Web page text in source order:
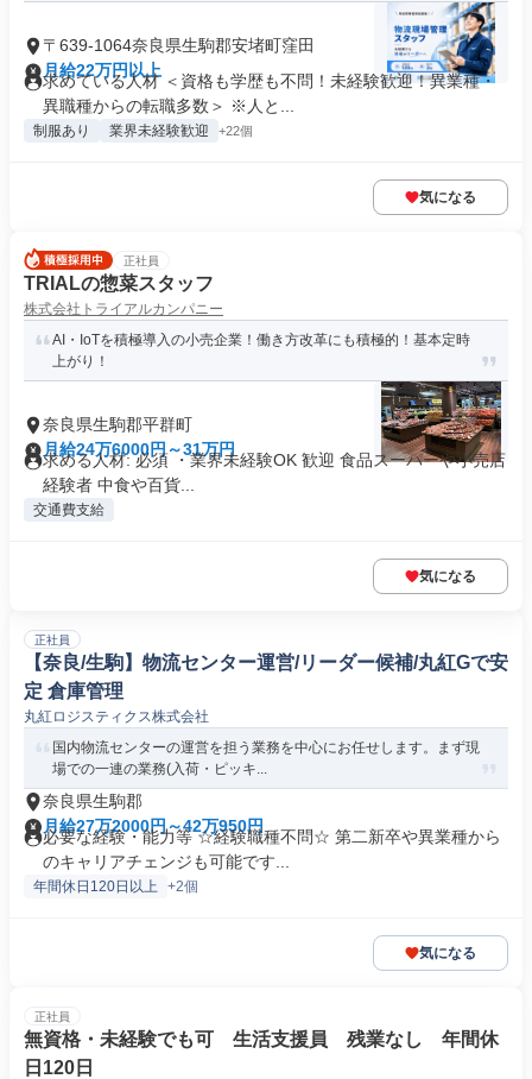
〒639-1064奈良県生駒郡安堵町窪田
月給22万円以上
求めている人材 ＜資格も学歴も不問！未経験歓迎！異業種・
異職種からの転職多数＞ ※人と...
制服あり 業界未経験歓迎 +22個
気になる
正社員
TRIALの惣菜スタッフ
株式会社トライアルカンパニー
AI・IoTを積極導入の小売企業！働き方改革にも積極的！基本定時
上がり！
奈良県生駒郡平群町
月給24万6000円～31万円
求める人材: 必須 ・業界未経験OK 歓迎 食品スーパーや小売店
経験者 中食や百貨...
交通費支給
気になる
正社員
【奈良/生駒】物流センター運営/リーダー候補/丸紅Gで安
定 倉庫管理
丸紅ロジスティクス株式会社
国内物流センターの運営を担う業務を中心にお任せします。まず現
場での一連の業務(入荷・ピッキ...
奈良県生駒郡
月給27万2000円～42万950円
必要な経験・能力等 ☆経験職種不問☆ 第二新卒や異業種から
のキャリアチェンジも可能です...
年間休日120日以上 +2個
気になる
正社員
無資格・未経験でも可 生活支援員 残業なし 年間休
日120日